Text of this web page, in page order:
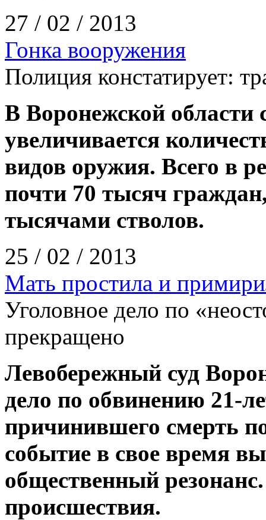
27 / 02 / 2013
Гонка вооружения
Полиция констатирует:
В Воронежской
увеличивается
видов оружия. Всего в
почти 70 тысяч
тысячами стволов.
25 / 02 / 2013
Мать простила и
Уголовное дело по
прекращено
Левобережный суд
дело по обвинению 21-
причинившего смерть
событие в свое время
общественный
происшествия.